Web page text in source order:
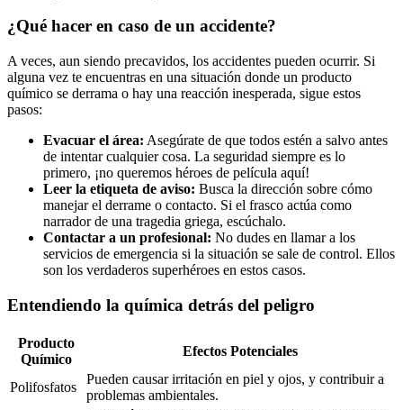
¿Qué hacer ​en‌ caso de⁢ un accidente?
A veces, aun siendo⁤ precavidos, los ‍accidentes pueden ocurrir. Si
‍alguna⁤ vez te encuentras en una situación donde ⁢un ‍producto
químico⁣ se ⁢derrama o hay ‌una reacción‍ inesperada, ‌sigue ‍estos
pasos:
Evacuar el área: Asegúrate de que todos estén a salvo antes
de intentar cualquier‌ cosa. La seguridad‍ siempre ‌es lo
⁢primero, ¡no queremos héroes de película aquí!
Leer la etiqueta de aviso: ‌Busca la‌ dirección ⁤sobre cómo
manejar​ el derrame o contacto. Si el ⁣frasco​ actúa como
narrador⁤ de una ⁣tragedia‌ griega, escúchalo.
Contactar ‍a un profesional: ​No ⁤dudes en llamar a los
servicios de emergencia ‌si la situación ‌se sale de control. Ellos
son los ⁣verdaderos superhéroes ⁢en estos ‍casos.
Entendiendo ⁢la química detrás​ del peligro
Producto
Químico
Efectos Potenciales
Polifosfatos
Pueden causar irritación en ‌piel y ojos, ⁢y contribuir⁢ a‌
problemas ambientales.